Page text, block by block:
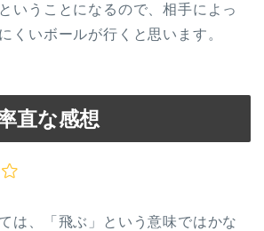
いうことになるので、相手によっ
くいボールが行くと思います。
直な感想
は、「飛ぶ」という意味ではかな